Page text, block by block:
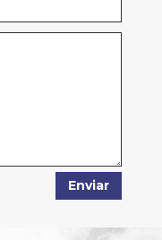
Enviar